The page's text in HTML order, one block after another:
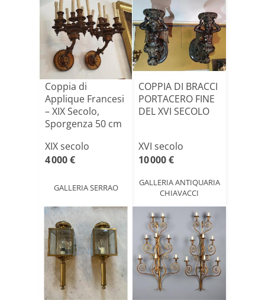
Coppia di
Applique Francesi
– XIX Secolo,
Sporgenza 50 cm
XIX secolo
4 000 €
GALLERIA SERRAO
COPPIA DI BRACCI
PORTACERO FINE
DEL XVI SECOLO
XVI secolo
10 000 €
GALLERIA ANTIQUARIA
CHIAVACCI